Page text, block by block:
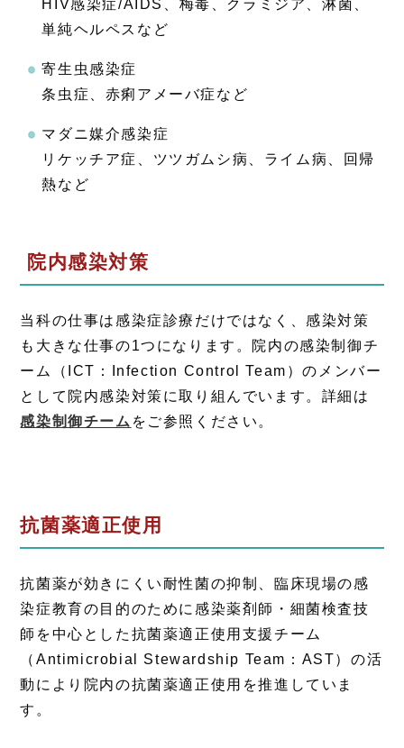
HIV感染症/AIDS、梅毒、クラミジア、淋菌、
単純ヘルペスなど
寄生虫感染症
条虫症、赤痢アメーバ症など
マダニ媒介感染症
リケッチア症、ツツガムシ病、ライム病、回帰
熱など
院内感染対策
当科の仕事は感染症診療だけではなく、感染対策
も大きな仕事の1つになります。院内の感染制御チ
ーム（ICT：Infection Control Team）のメンバー
として院内感染対策に取り組んでいます。詳細は
感染制御チーム をご参照ください。
抗菌薬適正使用
抗菌薬が効きにくい耐性菌の抑制、臨床現場の感
染症教育の目的のために感染薬剤師・細菌検査技
師を中心とした抗菌薬適正使用支援チーム
（Antimicrobial Stewardship Team：AST）の活
動により院内の抗菌薬適正使用を推進していま
す。